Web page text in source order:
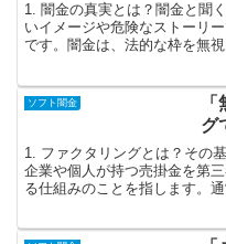
1. 闇金の真実とは？闇金と聞
いイメージや危険なストーリ
です。闇金は、法的な枠を無
活を脅かす存在となっていま
ソフト闇金
グ
1. ファクタリングとは？その
企業や個人が持つ売掛金を第
る仕組みのことを指します。
上金が入金されるまでの期間